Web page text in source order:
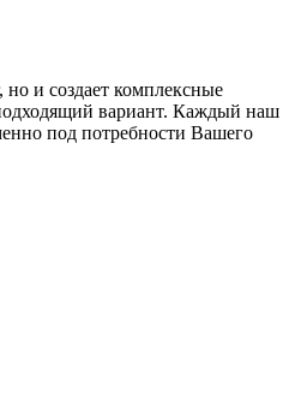
и создает комплексные
вариант. Каждый наш
под потребности Вашего